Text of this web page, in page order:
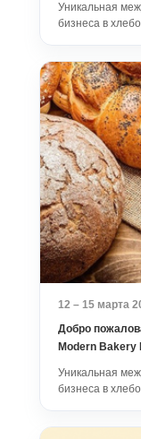
Уникальная
бизнеса в
12 – 15 марта
Добро
Modern Bakery
Уникальная
бизнеса в